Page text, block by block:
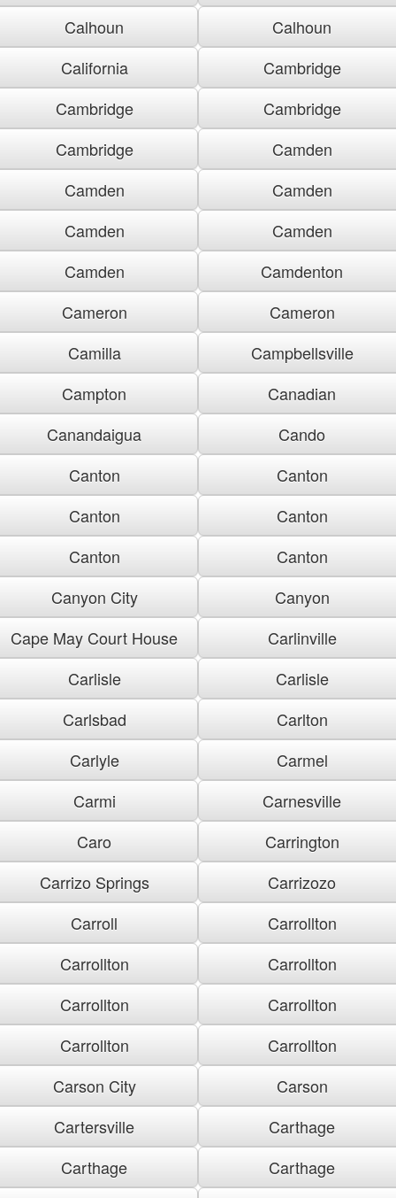
Calhoun
Calhoun
California
Cambridge
Cambridge
Cambridge
Cambridge
Camden
Camden
Camden
Camden
Camden
Camden
Camdenton
Cameron
Cameron
Camilla
Campbellsville
Campton
Canadian
Canandaigua
Cando
Canton
Canton
Canton
Canton
Canton
Canton
Canyon City
Canyon
Cape May Court House
Carlinville
Carlisle
Carlisle
Carlsbad
Carlton
Carlyle
Carmel
Carmi
Carnesville
Caro
Carrington
Carrizo Springs
Carrizozo
Carroll
Carrollton
Carrollton
Carrollton
Carrollton
Carrollton
Carrollton
Carrollton
Carson City
Carson
Cartersville
Carthage
Carthage
Carthage